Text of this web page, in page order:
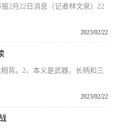
2月22日消息（记者林文泉）22
2023/02/22
背。2、本义是武器，长柄和三
2023/02/22